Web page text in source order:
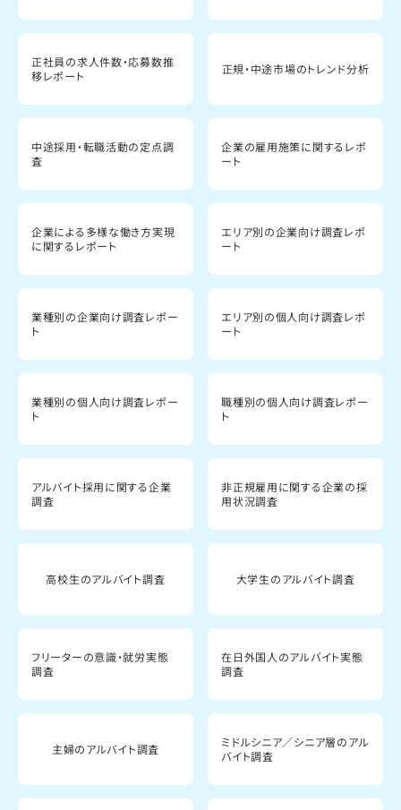
正社員の求人件数・応募数推
移レポート
正規・中途市場のトレンド分析
中途採用・転職活動の定点調
査
企業の雇用施策に関するレポ
ート
企業による多様な働き方実現
に関するレポート
エリア別の企業向け調査レポ
ート
業種別の企業向け調査レポー
ト
エリア別の個人向け調査レポ
ート
業種別の個人向け調査レポー
ト
職種別の個人向け調査レポー
ト
アルバイト採用に関する企業
調査
非正規雇用に関する企業の採
用状況調査
高校生のアルバイト調査 大学生のアルバイト調査
フリーターの意識・就労実態
調査
在日外国人のアルバイト実態
調査
主婦のアルバイト調査
ミドルシニア／シニア層のアル
バイト調査